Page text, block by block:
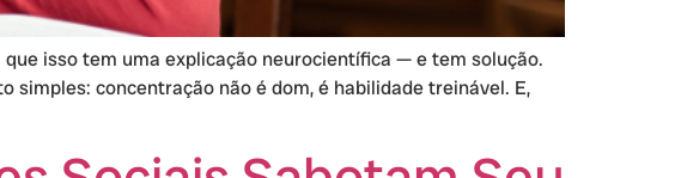
isso tem uma explicação neurocientífica — e tem solução.
concentração não é dom, é habilidade treinável. E,